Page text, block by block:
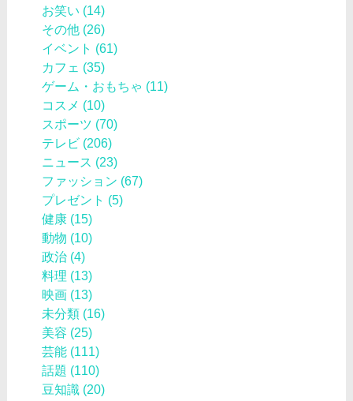
お笑い (14)
その他 (26)
イベント (61)
カフェ (35)
ゲーム・おもちゃ (11)
コスメ (10)
スポーツ (70)
テレビ (206)
ニュース (23)
ファッション (67)
プレゼント (5)
健康 (15)
動物 (10)
政治 (4)
料理 (13)
映画 (13)
未分類 (16)
美容 (25)
芸能 (111)
話題 (110)
豆知識 (20)